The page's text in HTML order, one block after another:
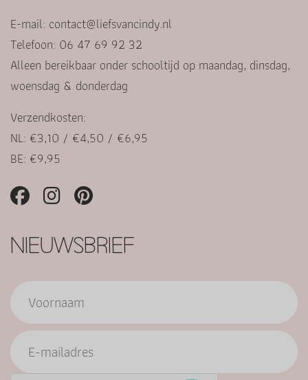
E-mail: contact@liefsvancindy.nl
Telefoon: 06 47 69 92 32
Alleen bereikbaar onder schooltijd op maandag, dinsdag,
woensdag & donderdag
Verzendkosten:
NL: €3,10 / €4,50 / €6,95
BE: €9,95
NIEUWSBRIEF